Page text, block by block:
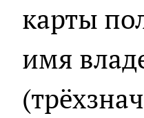
карты
имя